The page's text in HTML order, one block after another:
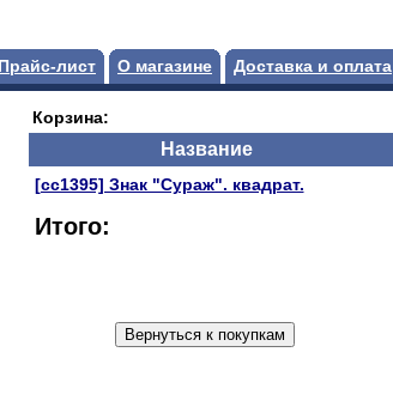
Прайс-лист О магазине Доставка и оплата
Корзина:
Название
[сс1395] Знак "Сураж". квадрат.
Итого: